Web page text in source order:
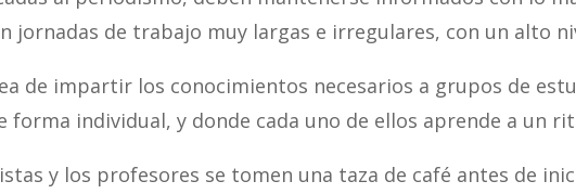
jornadas de trabajo muy largas e irregulares, con un alto
de impartir los conocimientos necesarios a grupos de
forma individual, y donde cada uno de ellos aprende a un
y los profesores se tomen una taza de café antes de